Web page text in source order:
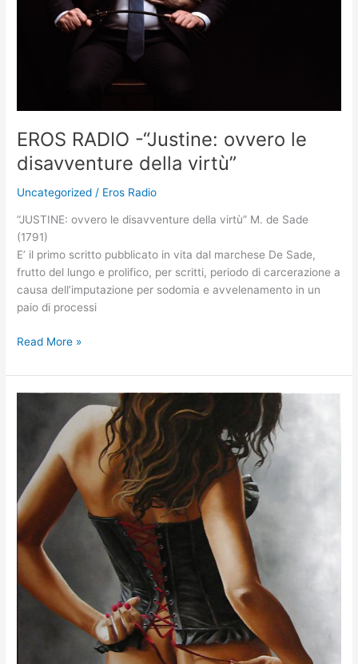
EROS RADIO -“Justine: ovvero le
disavventure della virtù”
Uncategorized / Eros Radio
“JUSTINE: ovvero le disavventure della virtù” M. de Sade
(1791)
E’ il primo scritto pubblicato in vita dal marchese De Sade,
frutto del lungo e prolifico, per scritti, periodo di carcerazione a
causa dell’imputazione per sodomia e avvelenamento in un
paio di processi
Read More »
“JANA
ČERNÁ
anticonformista
erotica
nella
Praga
comunista”